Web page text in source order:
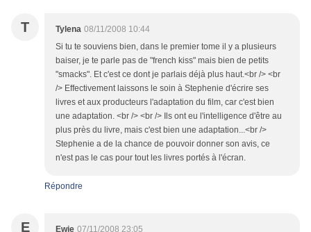
T Tylena 08/11/2008 10:44
Si tu te souviens bien, dans le premier tome il y a plusieurs
baiser, je te parle pas de "french kiss" mais bien de petits
"smacks". Et c'est ce dont je parlais déjà plus haut.<br /> <br
/> Effectivement laissons le soin à Stephenie d'écrire ses
livres et aux producteurs l'adaptation du film, car c'est bien
une adaptation. <br /> <br /> Ils ont eu l'intelligence d'être au
plus près du livre, mais c'est bien une adaptation...<br />
Stephenie a de la chance de pouvoir donner son avis, ce
n'est pas le cas pour tout les livres portés à l'écran.
Répondre
E Ewie 07/11/2008 23:05